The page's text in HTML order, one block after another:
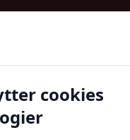
Siden
cookies